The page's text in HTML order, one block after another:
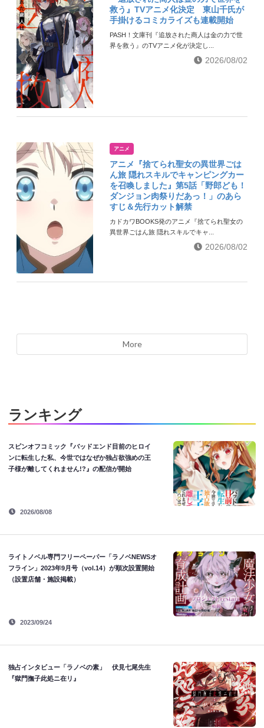
救う』TVアニメ化決定 東山千氏が
手掛けるコミカライズも連載開始
PASH！文庫刊『追放された商人は金の力で世
界を救う』のTVアニメ化が決定し...
2026/08/02
アニメ
アニメ『捨てられ聖女の異世界ごは
ん旅 隠れスキルでキャンピングカー
を召喚しました』第5話「野郎ども！
ダンジョン肉祭りだあっ！」のあら
すじ＆先行カット解禁
カドカワBOOKS発のアニメ『捨てられ聖女の
異世界ごはん旅 隠れスキルでキャ...
2026/08/02
More
ランキング
スピンオフコミック『バッドエンド目前のヒロイ
ンに転生した私、今世ではなぜか独占欲強めの王
子様が離してくれません!?』の配信が開始
2026/08/08
ライトノベル専門フリーペーパー「ラノベNEWSオ
フライン」2023年9月号（vol.14）が順次設置開始
（設置店舗・施設掲載）
2023/09/24
独占インタビュー「ラノベの素」 伏見七尾先生
『獄門撫子此処ニ在リ』